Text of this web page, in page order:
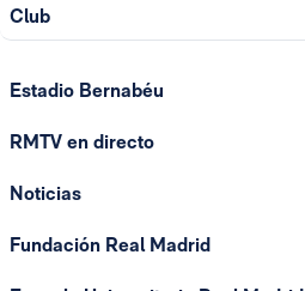
Club
Estadio Bernabéu
RMTV en directo
Noticias
Fundación Real Madrid